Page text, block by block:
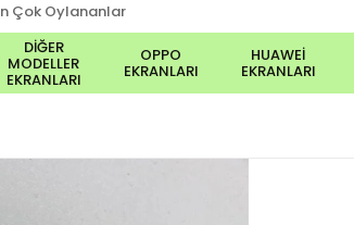
Çok Oylananlar
DİĞER
MODELLER
EKRANLARI
OPPO
EKRANLARI
HUAWEİ
EKRANLARI